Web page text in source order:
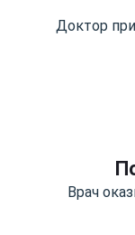
Доктор
Врач